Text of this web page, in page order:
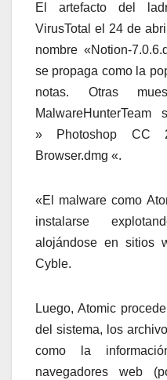
El artefacto del
VirusTotal el 24 de
nombre «Notion-
se propaga como la
notas. Otras
» Photoshop CC
Browser.dmg «.
«El malware como
instalarse
alojándose en sitios
Cyble.
Luego, Atomic
del sistema, los
como la
navegadores web